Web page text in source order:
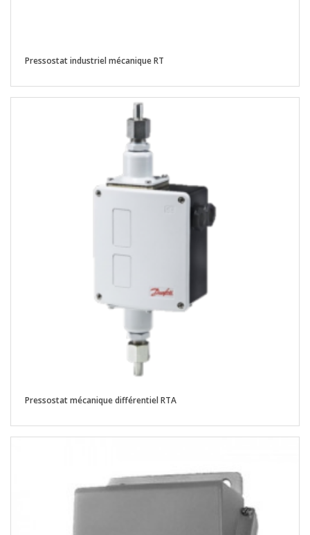
Pressostat industriel mécanique RT
Pressostat mécanique différentiel RTA